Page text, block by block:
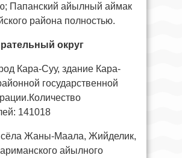
Папанский айылный аймак
района полностью.
округ
Кара-Суу, здание Кара-
государственной
141018
сёла Жаны-Маала, Жийделик,
айылного